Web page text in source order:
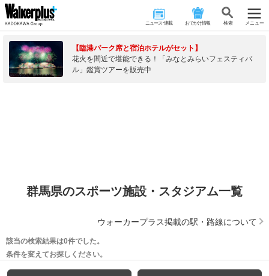
ニュース･連載 おでかけ情報 検 索 メニュー
【臨港パーク席と宿泊ホテルがセット】
花火を間近で堪能できる！「みなとみらいフェスティバ
ル」鑑賞ツアーを販売中
群馬県のスポーツ施設・スタジアム一覧
ウォーカープラス掲載の駅・路線について
該当の検索結果は0件でした。
条件を変えてお探しください。